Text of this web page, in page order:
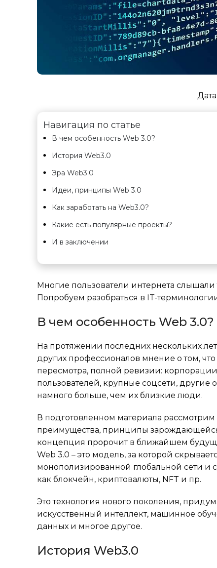
Навигация по статье
В чем особенность Web 3.0?
История Web3.0
Эра Web3.0
Идеи, принципы Web 3.0
Как заработать на Web3.0?
Какие есть популярные проекты?
И в заключении
Многие пользователи интернета
Попробуем разобраться в IT-
В чем особенность Web 3.0?
На протяжении последних нескольких
других профессионалов мнение о том,
пересмотра, полной ревизии:
пользователей, крупные соцсети,
намного больше, чем их близкие люди.
В подготовленном материала
преимущества, принципы зарождающейся
концепция пророчит в ближайшем
Web 3.0 – это модель, за которой
монополизированной глобальной сети и
как блокчейн, криптовалюты, NFT и пр.
Это технология нового поколения,
искусственный интеллект, машинное
данных и многое другое.
История Web3.0